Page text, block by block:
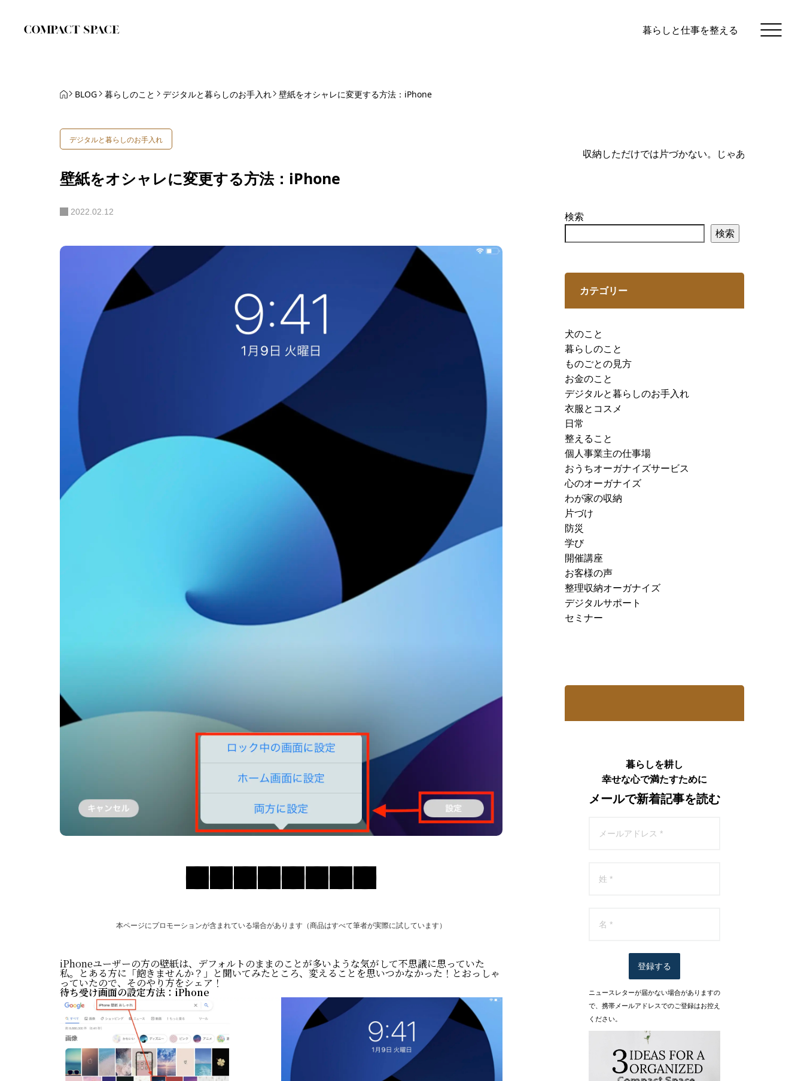
暮らしと仕事を整える
BLOG 暮らしのこと デジタルと暮らしのお手入れ 壁紙をオシャレに変更する方法：iPhone
デジタルと暮らしのお手入れ
壁紙をオシャレに変更する方法：iPhone
2022.02.12
本ページにプロモーションが含まれている場合があります（商品はすべて筆者が実際に試しています）
iPhoneユーザーの方の壁紙は、デフォルトのままのことが多いような気がして不思議に思っていた
私。とある方に「飽きませんか？」と聞いてみたところ、変えることを思いつかなかった！とおっしゃ
っていたので、そのやり方をシェア！
待ち受け画面の設定方法：iPhone
検索
検索
カテゴリー
犬のこと
暮らしのこと
ものごとの見方
お金のこと
デジタルと暮らしのお手入れ
衣服とコスメ
日常
整えること
個人事業主の仕事場
おうちオーガナイズサービス
心のオーガナイズ
わが家の収納
片づけ
防災
学び
開催講座
お客様の声
整理収納オーガナイズ
デジタルサポート
セミナー
暮らしを耕し
幸せな心で満たすために
メールで新着記事を読む
登録する
ニュースレターが届かない場合がありますの
で、携帯メールアドレスでのご登録はお控え
ください。